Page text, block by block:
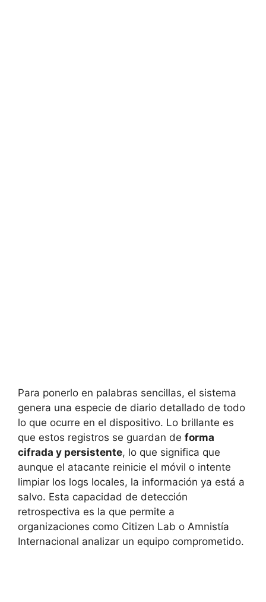
Para ponerlo en palabras sencillas, el sistema
genera una especie de diario detallado de todo
lo que ocurre en el dispositivo. Lo brillante es
que estos registros se guardan de forma
cifrada y persistente, lo que significa que
aunque el atacante reinicie el móvil o intente
limpiar los logs locales, la información ya está a
salvo. Esta capacidad de detección
retrospectiva es la que permite a
organizaciones como Citizen Lab o Amnistía
Internacional analizar un equipo comprometido.